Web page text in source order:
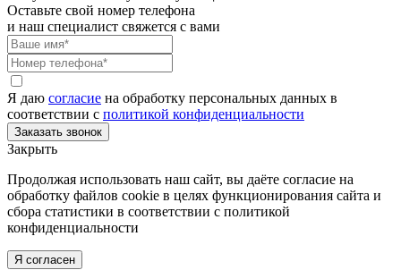
Оставьте свой номер телефона
и наш специалист свяжется с вами
Я даю согласие на обработку персональных данных в
соответствии с политикой конфиденциальности
Закрыть
Продолжая использовать наш сайт, вы даёте согласие на
обработку файлов cookie в целях функционирования сайта и
сбора статистики в соответствии с политикой
конфиденциальности
Я согласен